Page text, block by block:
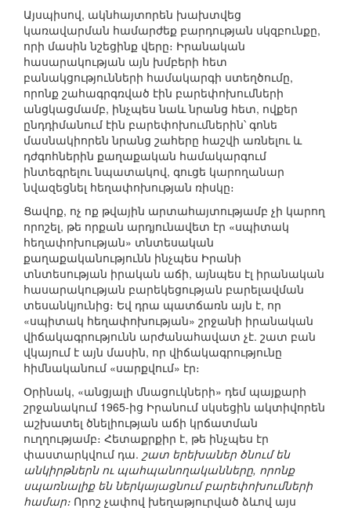
Այսպիսով, ակնհայտորեն խախտվեց
կառավարման համարժեք բարդության սկզբունքը,
որի մասին նշեցինք վերը։ Իրանական
հասարակության այն խմբերի հետ
բանակցությունների համակարգի ստեղծումը,
որոնք շահագրգռված էին բարեփոխումների
անցկացմամբ, ինչպես նաև նրանց հետ, ովքեր
ընդդիմանում էին բարեփոխումներին՝ գոնե
մասնակիորեն նրանց շահերը հաշվի առնելու և
դժգոհներին քաղաքական համակարգում
ինտեգրելու նպատակով, գուցե կարողանար
նվազեցնել հեղափոխության ռիսկը։
Ցավոք, ոչ ոք թվային արտահայտությամբ չի կարող
որոշել, թե որքան արդյունավետ էր «սպիտակ
հեղափոխության» տնտեսական
քաղաքականությունն ինչպես Իրանի
տնտեսության իրական աճի, այնպես էլ իրանական
հասարակության բարեկեցության բարելավման
տեսանկյունից։ Եվ դրա պատճառն այն է, որ
«սպիտակ հեղափոխության» շրջանի իրանական
վիճակագրությունն արժանահավատ չէ. շատ բան
վկայում է այն մասին, որ վիճակագրությունը
հիմնականում «սարքվում» էր։
Օրինակ, «անցյալի մնացուկների» դեմ պայքարի
շրջանակում 1965-ից Իրանում սկսեցին ակտիվորեն
աշխատել ծնելիության աճի կրճատման
ուղղությամբ։ Հետաքրքիր է, թե ինչպես էր
փաստարկվում դա. շատ երեխաներ ծնում են
անկիրթներն ու պահպանողականները, որոնք
սպառնալիք են ներկայացնում բարեփոխումների
համար։ Որոշ չափով խեղաթյուրված ձևով այս